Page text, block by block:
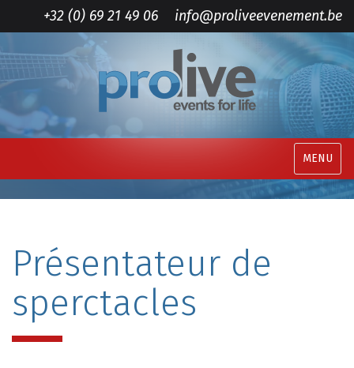
+32 (0) 69 21 49 06 info@proliveevenement.be
MENU
Présentateur de
sperctacles